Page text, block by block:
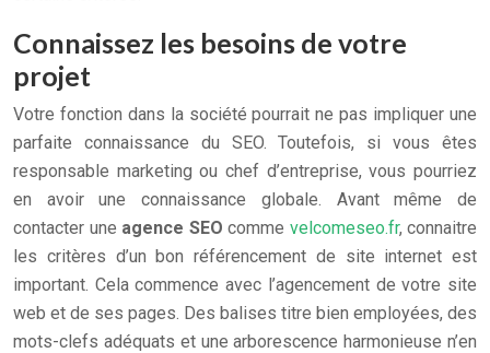
Connaissez les besoins de votre
projet
Votre fonction dans la société pourrait ne pas impliquer une
parfaite connaissance du SEO. Toutefois, si vous êtes
responsable marketing ou chef d’entreprise, vous pourriez
en avoir une connaissance globale. Avant même de
contacter une agence SEO comme velcomeseo.fr, connaitre
les critères d’un bon référencement de site internet est
important. Cela commence avec l’agencement de votre site
web et de ses pages. Des balises titre bien employées, des
mots-clefs adéquats et une arborescence harmonieuse n’en